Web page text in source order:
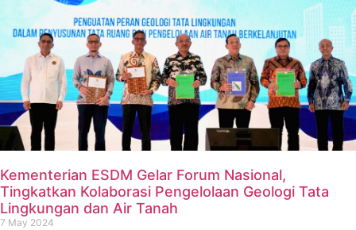
Kementerian ESDM Gelar Forum Nasional,
Tingkatkan Kolaborasi Pengelolaan Geologi Tata
Lingkungan dan Air Tanah
7 May 2024